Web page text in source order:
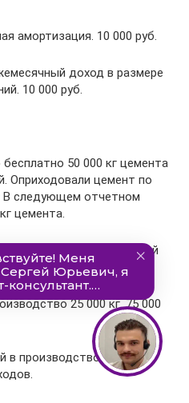
амортизация. 10 000 руб.
доход в размере
10 000 руб.
50 000 кг цемента
Оприходовали цемент по
В следующем отчетном
цемента.
на приход по рыночной
25 000 кг. 75 000
в производство материал